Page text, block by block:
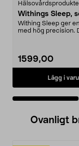
Withings Sleep,
Withing Sleep ger
med hög precision.
1599,00
Lägg i
Ovanligt